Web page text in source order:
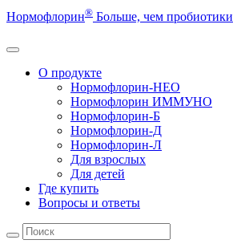
Нормофлорин® Больше, чем пробиотики
О продукте
Нормофлорин-НЕО
Нормофлорин ИММУНО
Нормофлорин-Б
Нормофлорин-Д
Нормофлорин-Л
Для взрослых
Для детей
Где купить
Вопросы и ответы